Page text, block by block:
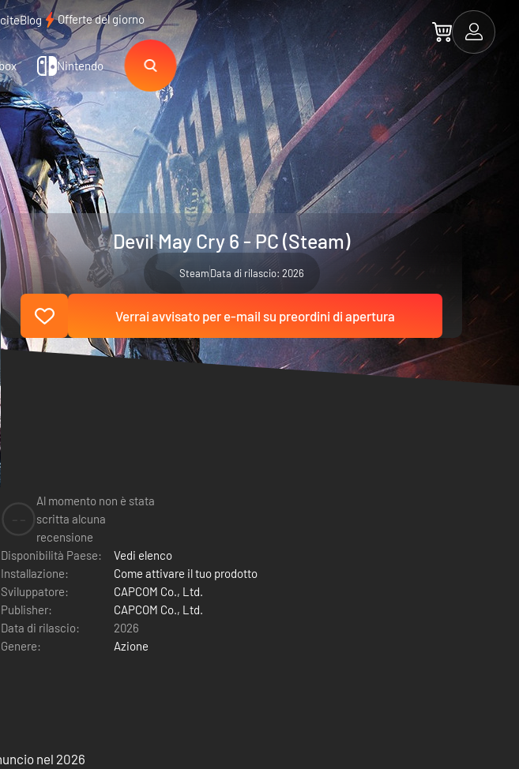
Blog Offerte del giorno
Nintendo
Devil May Cry 6 - PC (Steam)
SteamData di rilascio: 2026
Verrai avvisato per e-mail su preordini di apertura
Al momento non è stata
scritta alcuna
recensione
Disponibilità Paese:
Vedi elenco
Installazione:
Come attivare il tuo prodotto
Sviluppatore:
CAPCOM Co., Ltd.
Publisher:
CAPCOM Co., Ltd.
Data di rilascio:
2026
Genere:
Azione
nel 2026